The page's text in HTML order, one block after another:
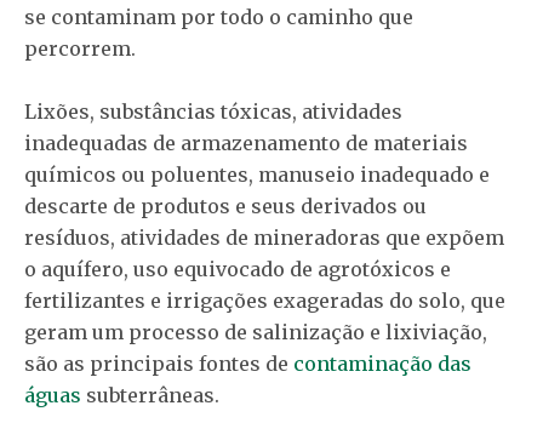
se contaminam por todo o caminho que
percorrem.
Lixões, substâncias tóxicas, atividades
inadequadas de armazenamento de materiais
químicos ou poluentes, manuseio inadequado e
descarte de produtos e seus derivados ou
resíduos, atividades de mineradoras que expõem
o aquífero, uso equivocado de agrotóxicos e
fertilizantes e irrigações exageradas do solo, que
geram um processo de salinização e lixiviação,
são as principais fontes de contaminação das
águas subterrâneas.